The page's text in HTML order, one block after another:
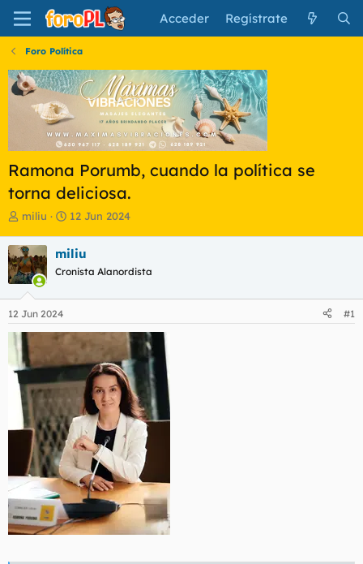
Acceder Regístrate
Foro Política
Ramona Porumb, cuando la política se
torna deliciosa.
I
i
c
i
a
d
o
r
e
e
m
a
miliu
F
h
a
e
n
c
12 Jun 2024
miliu
Cronista Alanordista
12 Jun 2024 #1